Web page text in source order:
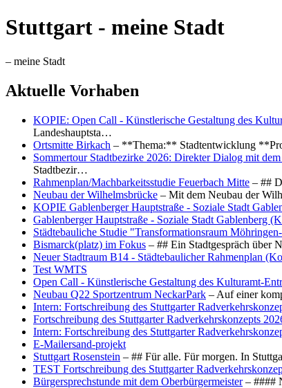
Stuttgart - meine Stadt
– meine Stadt
Aktuelle Vorhaben
KOPIE: Open Call - Künstlerische Gestaltung des
Landeshauptsta…
Ortsmitte Birkach – **Thema:** Stadtentwicklung
Sommertour Stadtbezirke 2026: Direkter Dialog mit
Stadtbezir…
Rahmenplan/Machbarkeitsstudie Feuerbach Mitte – ##
Neubau der Wilhelmsbrücke – Mit dem Neubau der
KOPIE Gablenberger Hauptstraße - Soziale Stadt
Gablenberger Hauptstraße - Soziale Stadt Gablenberg
Städtebauliche Studie "Transformationsraum
Bismarck(platz) im Fokus – ## Ein Stadtgespräch über
Neuer Stadtraum B14 - Städtebaulicher Rahmenplan
Test WMTS
Open Call - Künstlerische Gestaltung des Kulturamt-
Neubau Q22 Sportzentrum NeckarPark – Auf einer
Intern: Fortschreibung des Stuttgarter
Fortschreibung des Stuttgarter Radverkehrskonzepts
Intern: Fortschreibung des Stuttgarter
E-Mailersand-projekt
Stuttgart Rosenstein – ## Für alle. Für morgen. In
TEST Fortschreibung des Stuttgarter
Bürgersprechstunde mit dem Oberbürgermeister– ####